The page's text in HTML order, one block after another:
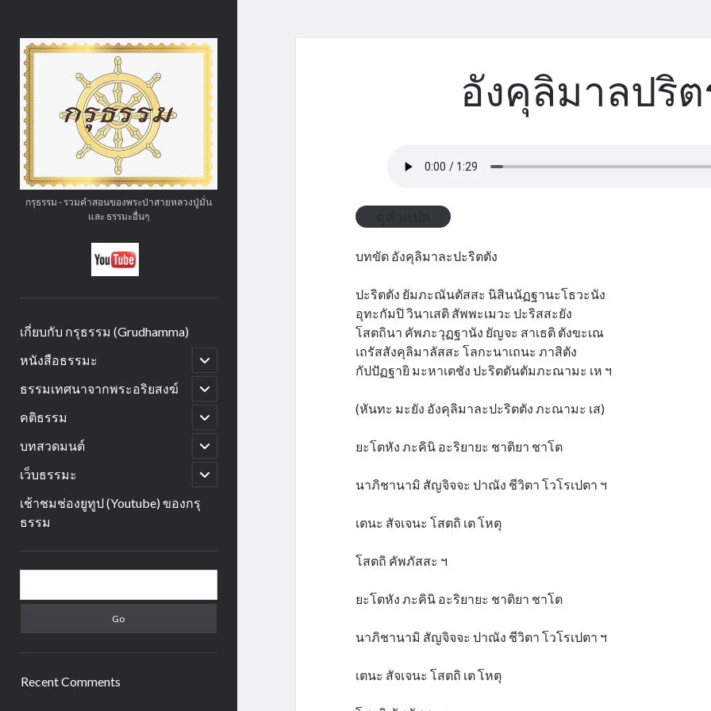
กรุ
ธรรม
(GruDhamma.com)
กรุธรรม - รวมคำสอนของพระป่าสายหลวงปู่มั่น
และ ธรรมะอื่นๆ
เกี่ยบกับ กรุธรรม (Grudhamma)
หนังสือธรรมะ
open
child
menu
ธรรมเทศนาจากพระอริยสงฆ์
open
child
menu
คติธรรม
open
child
menu
บทสวดมนต์
open
child
menu
เว็บธรรมะ
open
child
menu
เช้าชมช่องยูทูป (Youtube) ของกรุ
ธรรม
Sidebar
Recent Comments
อังคุลิมาลปริต
บทขัด อังคุลิมาละปะริตตัง
ปะริตตัง ยัมภะณันตัสสะ นิสินนัฏฐานะโธวะนัง
อุทะกัมปิ วินาเสติ สัพพะเมวะ ปะริสสะยัง
โสตถินา คัพภะวุฏฐานัง ยัญจะ สาเธติ ตังขะเณ
เถรัสสังคุลิมาลัสสะ โลกะนาเถนะ ภาสิตัง
กัปปัฏฐายิ มะหาเตชัง ปะริตตันตัมภะณามะ เห ฯ
(หันทะ มะยัง อังคุลิมาละปะริตตัง ภะณามะ เส)
ยะโตหัง ภะคินิ อะริยายะ ชาติยา ชาโต
นาภิชานามิ สัญจิจจะ ปาณัง ชีวิตา โวโรเปตา ฯ
เตนะ สัจเจนะ โสตถิ เต โหตุ
โสตถิ คัพภัสสะ ฯ
ยะโตหัง ภะคินิ อะริยายะ ชาติยา ชาโต
นาภิชานามิ สัญจิจจะ ปาณัง ชีวิตา โวโรเปตา ฯ
เตนะ สัจเจนะ โสตถิ เต โหตุ